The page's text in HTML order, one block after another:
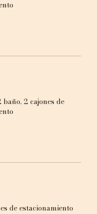
2 cajones de
de estacionamiento